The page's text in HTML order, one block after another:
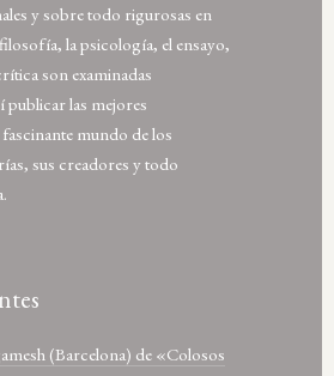
y sobre todo rigurosas en
la psicología, el ensayo,
son examinadas
publicar las mejores
mundo de los
sus creadores y todo
(Barcelona) de «Colosos